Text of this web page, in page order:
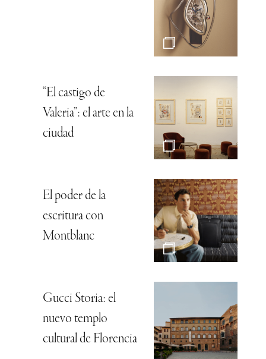
“El castigo de
Valeria”: el arte en la
ciudad
El poder de la
escritura con
Montblanc
Gucci Storia: el
nuevo templo
cultural de Florencia